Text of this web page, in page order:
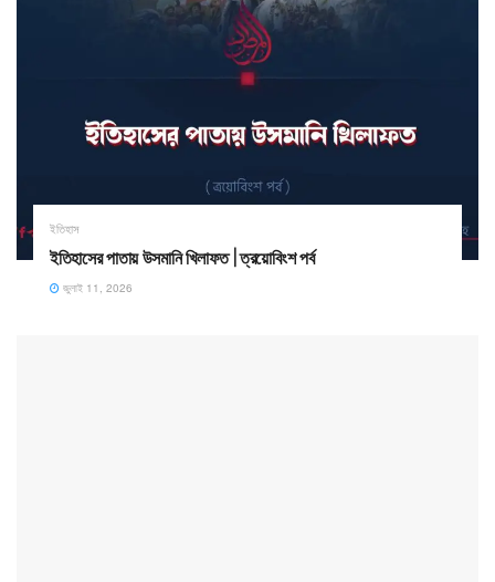
ইতিহাস
ইতিহাসের পাতায় উসমানি খিলাফত | ত্রয়োবিংশ পর্ব
জুলাই 11, 2026